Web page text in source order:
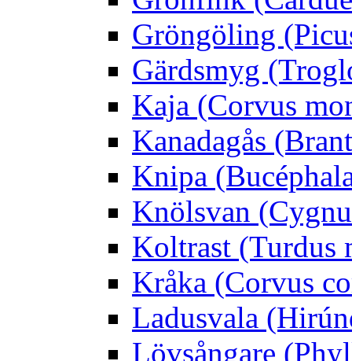
Gröngöling
Gärdsmyg
Kaja (Corvus
Kanadagås
Knipa
Knölsvan
Koltrast (Turdus
Kråka (Corvus
Ladusvala
Lövsångare